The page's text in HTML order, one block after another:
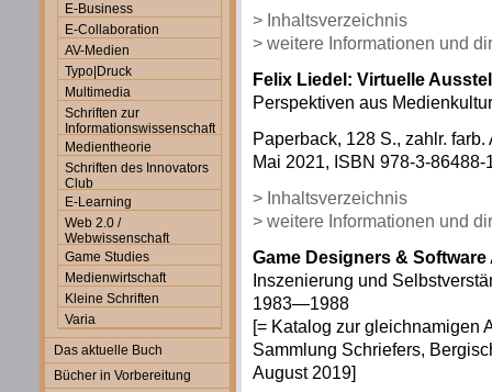
E-Business
E-Collaboration
AV-Medien
Typo|Druck
Multimedia
Schriften zur
Informationswissenschaft
Medientheorie
Schriften des Innovators
Club
E-Learning
Web 2.0 /
Webwissenschaft
Game Studies
Medienwirtschaft
Kleine Schriften
Varia
Das aktuelle Buch
Bücher in Vorbereitung
> Inhaltsverzeichnis
> weitere Informationen und
Felix Liedel: Virtuelle
Perspektiven aus
Paperback, 128 S., zahlr. farb.
Mai 2021, ISBN 978-3-
> Inhaltsverzeichnis
> weitere Informationen und
Game Designers &
Inszenierung und
1983—1988
[= Katalog zur gleichnamigen
Sammlung Schriefers,
August 2019]